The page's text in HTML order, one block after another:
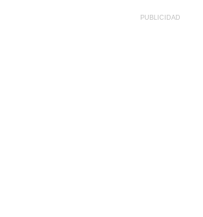
PUBLICIDAD